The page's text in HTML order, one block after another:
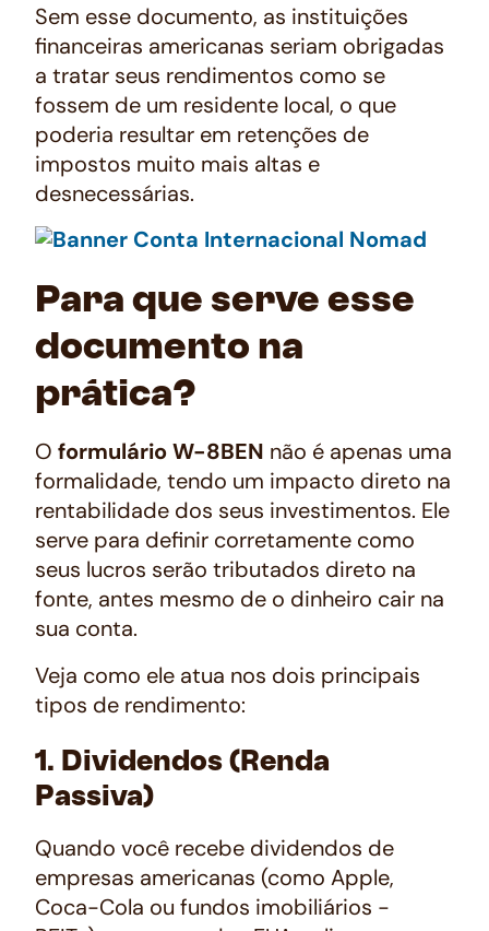
Sem esse documento, as instituições
financeiras americanas seriam obrigadas
a tratar seus rendimentos como se
fossem de um residente local, o que
poderia resultar em retenções de
impostos muito mais altas e
desnecessárias.
Para que serve esse
documento na
prática?
O formulário W-8BEN não é apenas uma
formalidade, tendo um impacto direto na
rentabilidade dos seus investimentos. Ele
serve para definir corretamente como
seus lucros serão tributados direto na
fonte, antes mesmo de o dinheiro cair na
sua conta.
Veja como ele atua nos dois principais
tipos de rendimento:
1. Dividendos (Renda
Passiva)
Quando você recebe dividendos de
empresas americanas (como Apple,
Coca-Cola ou fundos imobiliários -